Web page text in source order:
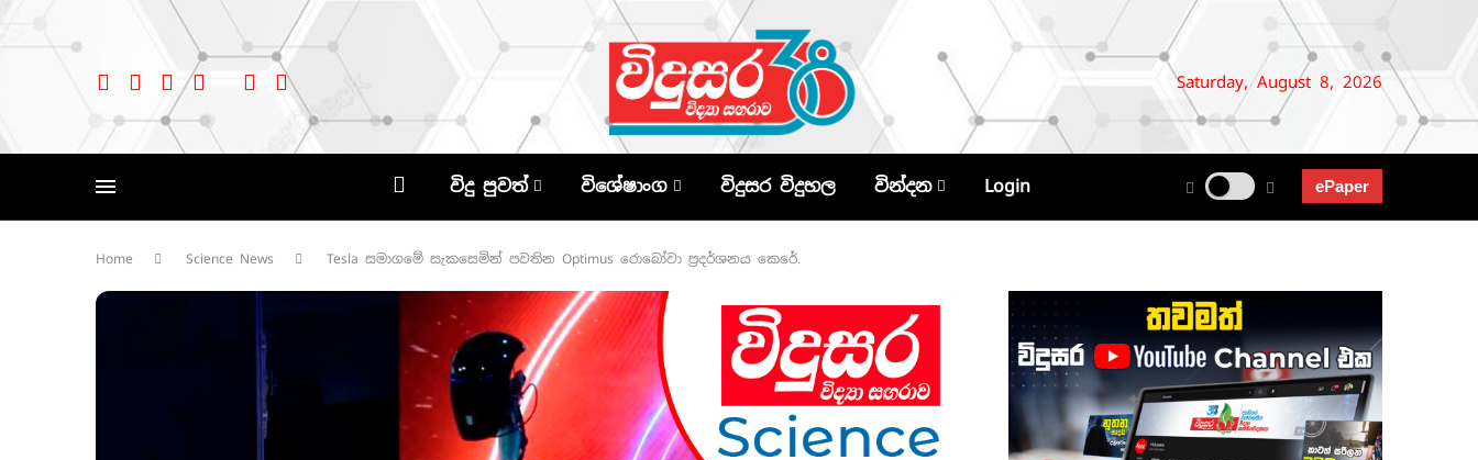
Saturday, August 8, 2026
විදු පුවත් විශේෂාංග විදුසර විදුහල වින්දන Login ePaper
Home Science News Tesla සමාගමේ සැකසෙමින් පවතින Optimus රොබෝවා ප්‍රදර්ශනය කෙරේ.